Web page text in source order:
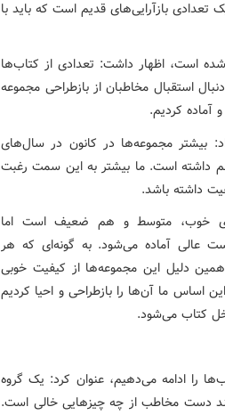
داریم که از آنها یک تعدادی بازآرایی‌های قدیم است که باید با
است، اظهار داشت: تعدادی از کتاب‌ها
استقبال مخاطبان از بازطراحی مجموعه
آماده کردیم.
بیشتر مجموعه‌ها در کانون در سال‌های
داشته است. ما بیشتر به این سمت رغبت
داشته باشد.
خوب، متوسط و هم ضعیف است اما
عالی آماده می‌شود. به گونه‌ای که هر
دلیل این مجموعه‌ها از کیفیت خوبی
اساس ما آن‌ها را بازطراحی و احیا کردیم
کتاب می‌شود.
را ادامه می‌دهیم، عنوان کرد: یک گروه
دست مخاطب از چه چیزهایی خالی است.